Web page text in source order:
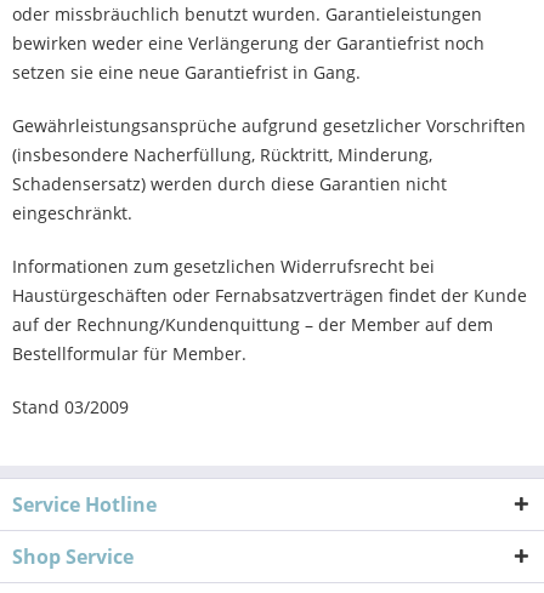
oder missbräuchlich benutzt wurden. Garantieleistungen
bewirken weder eine Verlängerung der Garantiefrist noch
setzen sie eine neue Garantiefrist in Gang.
Gewährleistungsansprüche aufgrund gesetzlicher Vorschriften
(insbesondere Nacherfüllung, Rücktritt, Minderung,
Schadensersatz) werden durch diese Garantien nicht
eingeschränkt.
Informationen zum gesetzlichen Widerrufsrecht bei
Haustürgeschäften oder Fernabsatzverträgen findet der Kunde
auf der Rechnung/Kundenquittung – der Member auf dem
Bestellformular für Member.
Stand 03/2009
Service Hotline
Shop Service